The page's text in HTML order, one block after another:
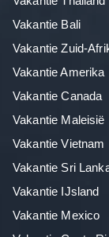
Vakantie Bali
Vakantie Zuid-
Vakantie Amerika
Vakantie Canada
Vakantie Maleisië
Vakantie Vietnam
Vakantie Sri
Vakantie IJsland
Vakantie Mexico